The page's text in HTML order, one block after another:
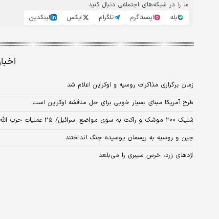
ما را در شبکه‌های اجتماعی دنبال کنید
بله
اینستاگرم تلگرام ایکس لینکدین
زمان برگزاری مذاکرات روسیه و اوکراین اعلام شد
طرح آمریکا مبنای بسیار خوبی برای حل مناقشه اوکراین است
شلیک ۲۰۰ موشک و راکت به سوی مواضع اسرائیل/ ۲۵ عملیات حزب الله علیه شهرک‌ها
چین و روسیه به ریسمان پوسیده چنگ انداختند
اژدهای زرد، خرس سیبری را می‌بلعد